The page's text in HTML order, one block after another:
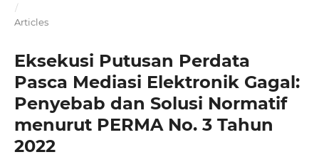
/
Articles
Eksekusi Putusan Perdata
Pasca Mediasi Elektronik Gagal:
Penyebab dan Solusi Normatif
menurut PERMA No. 3 Tahun
2022